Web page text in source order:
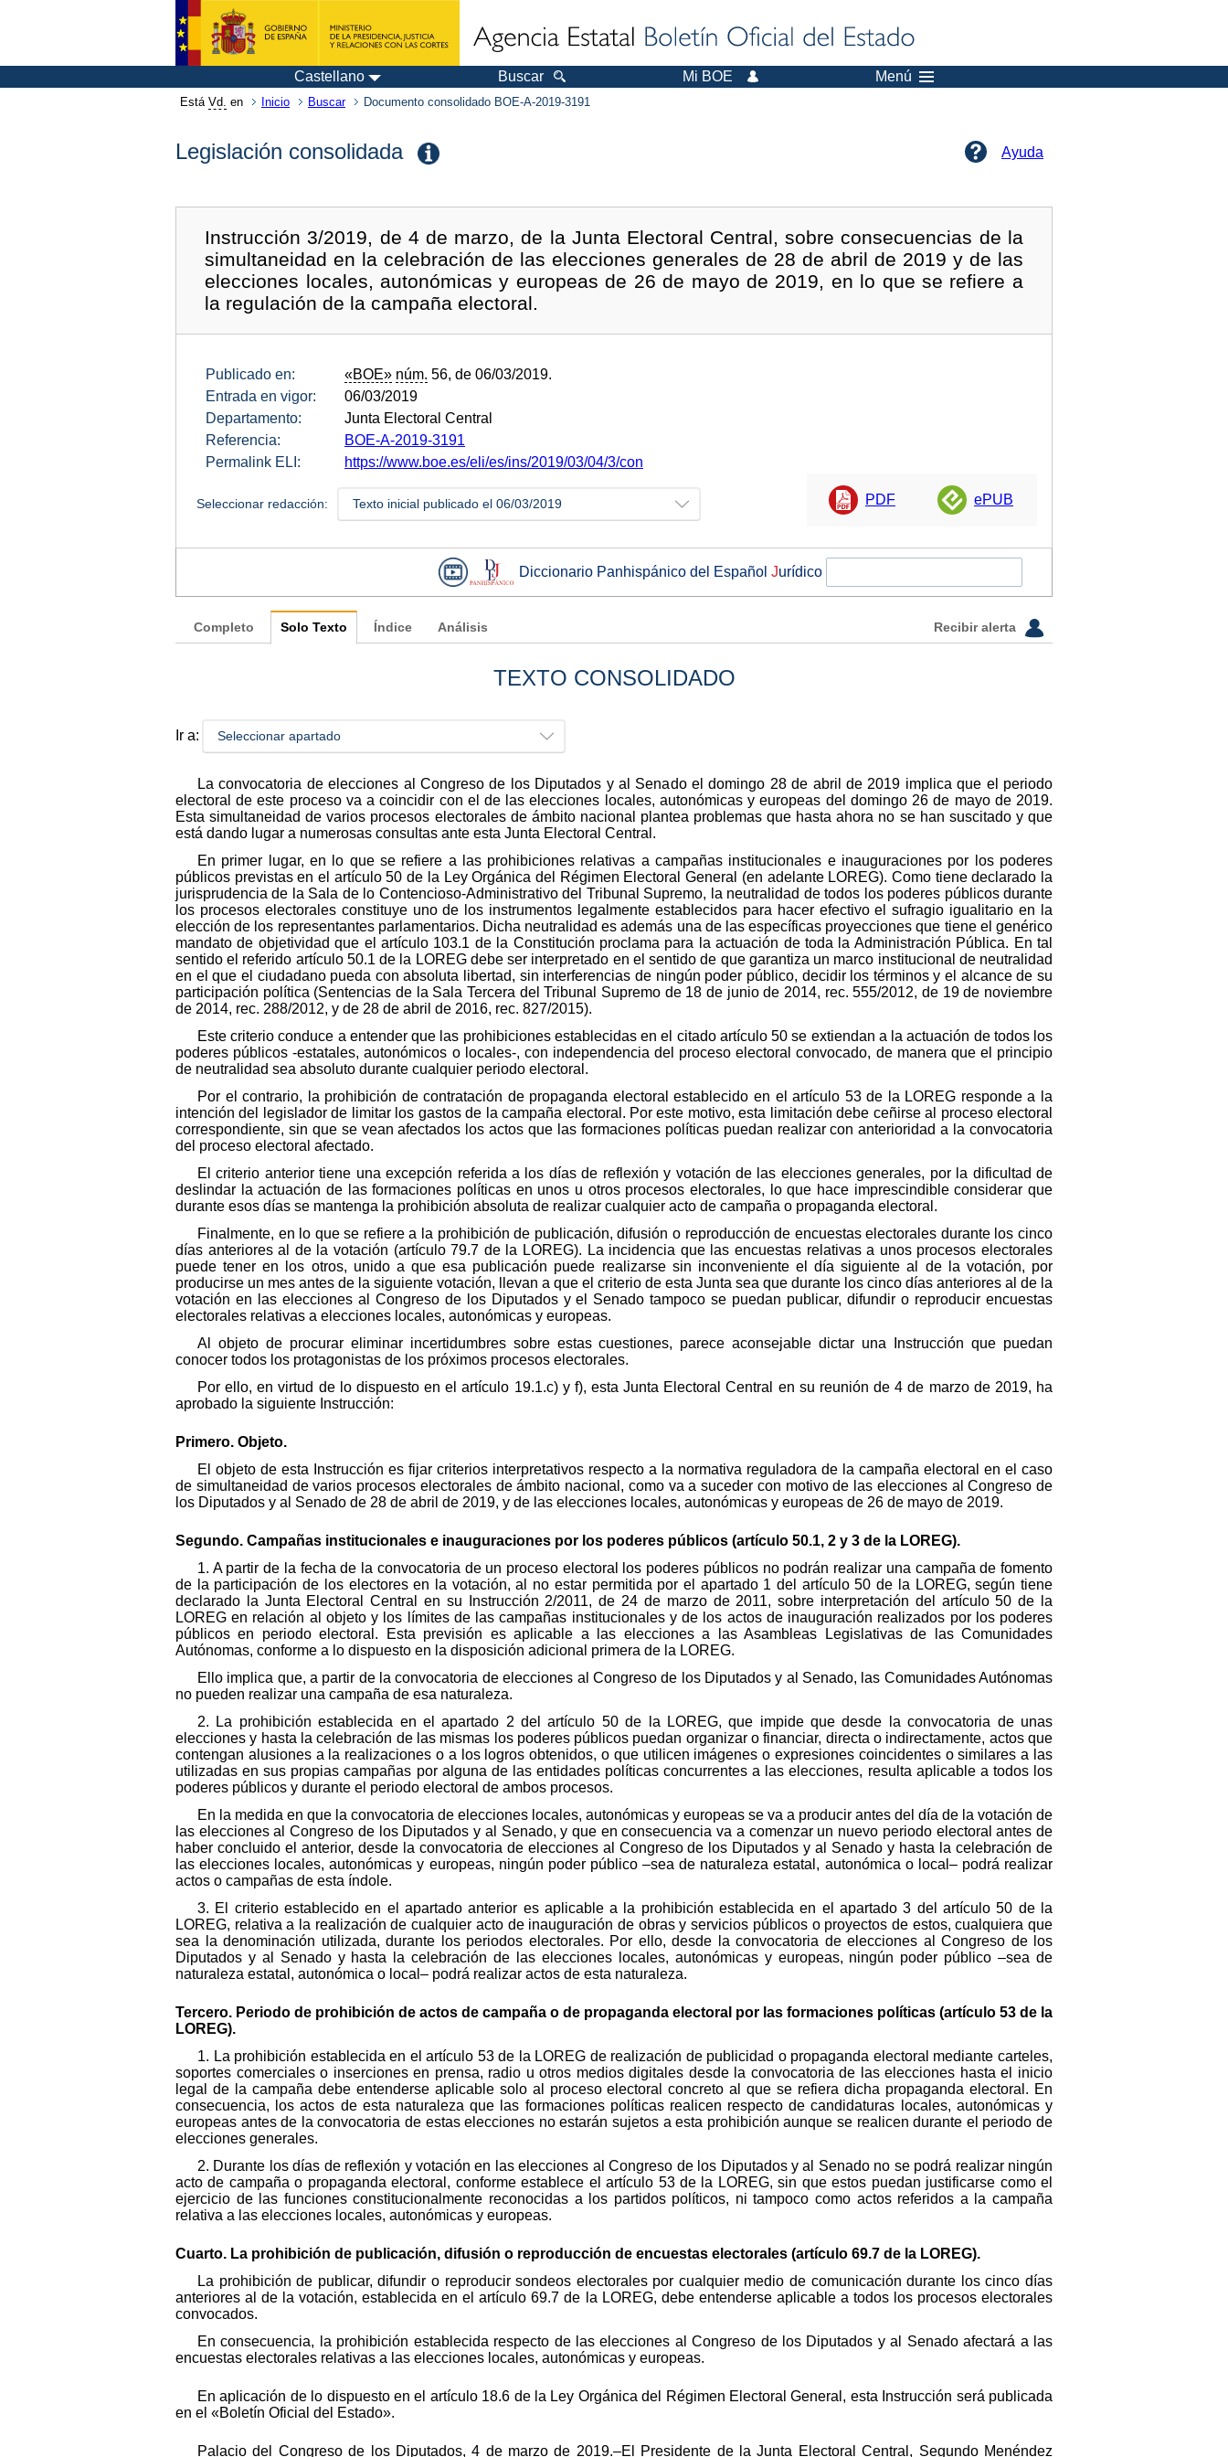
Castellano Buscar Mi BOE Menú
Está Vd. en Inicio Buscar Documento consolidado BOE-A-2019-3191
Legislación consolidada Ayuda
Instrucción 3/2019, de 4 de marzo, de la Junta Electoral Central, sobre consecuencias de la
simultaneidad en la celebración de las elecciones generales de 28 de abril de 2019 y de las
elecciones locales, autonómicas y europeas de 26 de mayo de 2019, en lo que se refiere a
la regulación de la campaña electoral.
Publicado en: «BOE» núm. 56, de 06/03/2019.
Entrada en vigor:
06/03/2019
Departamento:
Junta Electoral Central
Referencia:
BOE-A-2019-3191
Permalink ELI:
https://www.boe.es/eli/es/ins/2019/03/04/3/con
Seleccionar redacción: Texto inicial publicado el 06/03/2019 PDF ePUB
Diccionario Panhispánico del Español Jurídico
Completo Solo Texto Índice Análisis Recibir alerta
TEXTO CONSOLIDADO
Ir a: Seleccionar apartado
La convocatoria de elecciones al Congreso de los Diputados y al Senado el domingo 28 de abril de 2019 implica que el periodo
electoral de este proceso va a coincidir con el de las elecciones locales, autonómicas y europeas del domingo 26 de mayo de 2019.
Esta simultaneidad de varios procesos electorales de ámbito nacional plantea problemas que hasta ahora no se han suscitado y que
está dando lugar a numerosas consultas ante esta Junta Electoral Central.
En primer lugar, en lo que se refiere a las prohibiciones relativas a campañas institucionales e inauguraciones por los poderes
públicos previstas en el artículo 50 de la Ley Orgánica del Régimen Electoral General (en adelante LOREG). Como tiene declarado la
jurisprudencia de la Sala de lo Contencioso-Administrativo del Tribunal Supremo, la neutralidad de todos los poderes públicos durante
los procesos electorales constituye uno de los instrumentos legalmente establecidos para hacer efectivo el sufragio igualitario en la
elección de los representantes parlamentarios. Dicha neutralidad es además una de las específicas proyecciones que tiene el genérico
mandato de objetividad que el artículo 103.1 de la Constitución proclama para la actuación de toda la Administración Pública. En tal
sentido el referido artículo 50.1 de la LOREG debe ser interpretado en el sentido de que garantiza un marco institucional de neutralidad
en el que el ciudadano pueda con absoluta libertad, sin interferencias de ningún poder público, decidir los términos y el alcance de su
participación política (Sentencias de la Sala Tercera del Tribunal Supremo de 18 de junio de 2014, rec. 555/2012, de 19 de noviembre
de 2014, rec. 288/2012, y de 28 de abril de 2016, rec. 827/2015).
Este criterio conduce a entender que las prohibiciones establecidas en el citado artículo 50 se extiendan a la actuación de todos los
poderes públicos -estatales, autonómicos o locales-, con independencia del proceso electoral convocado, de manera que el principio
de neutralidad sea absoluto durante cualquier periodo electoral.
Por el contrario, la prohibición de contratación de propaganda electoral establecido en el artículo 53 de la LOREG responde a la
intención del legislador de limitar los gastos de la campaña electoral. Por este motivo, esta limitación debe ceñirse al proceso electoral
correspondiente, sin que se vean afectados los actos que las formaciones políticas puedan realizar con anterioridad a la convocatoria
del proceso electoral afectado.
El criterio anterior tiene una excepción referida a los días de reflexión y votación de las elecciones generales, por la dificultad de
deslindar la actuación de las formaciones políticas en unos u otros procesos electorales, lo que hace imprescindible considerar que
durante esos días se mantenga la prohibición absoluta de realizar cualquier acto de campaña o propaganda electoral.
Finalmente, en lo que se refiere a la prohibición de publicación, difusión o reproducción de encuestas electorales durante los cinco
días anteriores al de la votación (artículo 79.7 de la LOREG). La incidencia que las encuestas relativas a unos procesos electorales
puede tener en los otros, unido a que esa publicación puede realizarse sin inconveniente el día siguiente al de la votación, por
producirse un mes antes de la siguiente votación, llevan a que el criterio de esta Junta sea que durante los cinco días anteriores al de la
votación en las elecciones al Congreso de los Diputados y el Senado tampoco se puedan publicar, difundir o reproducir encuestas
electorales relativas a elecciones locales, autonómicas y europeas.
Al objeto de procurar eliminar incertidumbres sobre estas cuestiones, parece aconsejable dictar una Instrucción que puedan
conocer todos los protagonistas de los próximos procesos electorales.
Por ello, en virtud de lo dispuesto en el artículo 19.1.c) y f), esta Junta Electoral Central en su reunión de 4 de marzo de 2019, ha
aprobado la siguiente Instrucción:
Primero. Objeto.
El objeto de esta Instrucción es fijar criterios interpretativos respecto a la normativa reguladora de la campaña electoral en el caso
de simultaneidad de varios procesos electorales de ámbito nacional, como va a suceder con motivo de las elecciones al Congreso de
los Diputados y al Senado de 28 de abril de 2019, y de las elecciones locales, autonómicas y europeas de 26 de mayo de 2019.
Segundo. Campañas institucionales e inauguraciones por los poderes públicos (artículo 50.1, 2 y 3 de la LOREG).
1. A partir de la fecha de la convocatoria de un proceso electoral los poderes públicos no podrán realizar una campaña de fomento
de la participación de los electores en la votación, al no estar permitida por el apartado 1 del artículo 50 de la LOREG, según tiene
declarado la Junta Electoral Central en su Instrucción 2/2011, de 24 de marzo de 2011, sobre interpretación del artículo 50 de la
LOREG en relación al objeto y los límites de las campañas institucionales y de los actos de inauguración realizados por los poderes
públicos en periodo electoral. Esta previsión es aplicable a las elecciones a las Asambleas Legislativas de las Comunidades
Autónomas, conforme a lo dispuesto en la disposición adicional primera de la LOREG.
Ello implica que, a partir de la convocatoria de elecciones al Congreso de los Diputados y al Senado, las Comunidades Autónomas
no pueden realizar una campaña de esa naturaleza.
2. La prohibición establecida en el apartado 2 del artículo 50 de la LOREG, que impide que desde la convocatoria de unas
elecciones y hasta la celebración de las mismas los poderes públicos puedan organizar o financiar, directa o indirectamente, actos que
contengan alusiones a la realizaciones o a los logros obtenidos, o que utilicen imágenes o expresiones coincidentes o similares a las
utilizadas en sus propias campañas por alguna de las entidades políticas concurrentes a las elecciones, resulta aplicable a todos los
poderes públicos y durante el periodo electoral de ambos procesos.
En la medida en que la convocatoria de elecciones locales, autonómicas y europeas se va a producir antes del día de la votación de
las elecciones al Congreso de los Diputados y al Senado, y que en consecuencia va a comenzar un nuevo periodo electoral antes de
haber concluido el anterior, desde la convocatoria de elecciones al Congreso de los Diputados y al Senado y hasta la celebración de
las elecciones locales, autonómicas y europeas, ningún poder público –sea de naturaleza estatal, autonómica o local– podrá realizar
actos o campañas de esta índole.
3. El criterio establecido en el apartado anterior es aplicable a la prohibición establecida en el apartado 3 del artículo 50 de la
LOREG, relativa a la realización de cualquier acto de inauguración de obras y servicios públicos o proyectos de estos, cualquiera que
sea la denominación utilizada, durante los periodos electorales. Por ello, desde la convocatoria de elecciones al Congreso de los
Diputados y al Senado y hasta la celebración de las elecciones locales, autonómicas y europeas, ningún poder público –sea de
naturaleza estatal, autonómica o local– podrá realizar actos de esta naturaleza.
Tercero. Periodo de prohibición de actos de campaña o de propaganda electoral por las formaciones políticas (artículo 53 de la
LOREG).
1. La prohibición establecida en el artículo 53 de la LOREG de realización de publicidad o propaganda electoral mediante carteles,
soportes comerciales o inserciones en prensa, radio u otros medios digitales desde la convocatoria de las elecciones hasta el inicio
legal de la campaña debe entenderse aplicable solo al proceso electoral concreto al que se refiera dicha propaganda electoral. En
consecuencia, los actos de esta naturaleza que las formaciones políticas realicen respecto de candidaturas locales, autonómicas y
europeas antes de la convocatoria de estas elecciones no estarán sujetos a esta prohibición aunque se realicen durante el periodo de
elecciones generales.
2. Durante los días de reflexión y votación en las elecciones al Congreso de los Diputados y al Senado no se podrá realizar ningún
acto de campaña o propaganda electoral, conforme establece el artículo 53 de la LOREG, sin que estos puedan justificarse como el
ejercicio de las funciones constitucionalmente reconocidas a los partidos políticos, ni tampoco como actos referidos a la campaña
relativa a las elecciones locales, autonómicas y europeas.
Cuarto. La prohibición de publicación, difusión o reproducción de encuestas electorales (artículo 69.7 de la LOREG).
La prohibición de publicar, difundir o reproducir sondeos electorales por cualquier medio de comunicación durante los cinco días
anteriores al de la votación, establecida en el artículo 69.7 de la LOREG, debe entenderse aplicable a todos los procesos electorales
convocados.
En consecuencia, la prohibición establecida respecto de las elecciones al Congreso de los Diputados y al Senado afectará a las
encuestas electorales relativas a las elecciones locales, autonómicas y europeas.
En aplicación de lo dispuesto en el artículo 18.6 de la Ley Orgánica del Régimen Electoral General, esta Instrucción será publicada
en el «Boletín Oficial del Estado».
Palacio del Congreso de los Diputados, 4 de marzo de 2019.–El Presidente de la Junta Electoral Central, Segundo Menéndez